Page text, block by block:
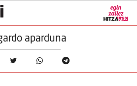
aparduna